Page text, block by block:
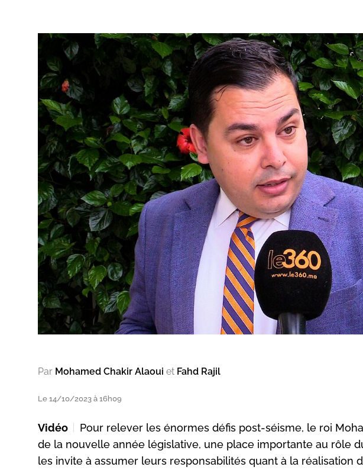
Par Mohamed Chakir Alaoui et Fahd Rajil
Le 14/10/2023 à 16h09
Vidéo
Pour relever les énormes défis post-séisme, le roi
de la nouvelle année législative, une place importante au rôle
les invite à assumer leurs responsabilités quant à la réalisation